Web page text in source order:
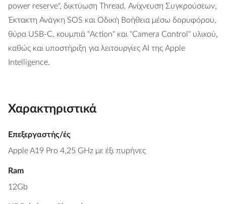
power reserve", δικτύωση Thread, Ανίχνευση Συγκρούσεων,
Έκτακτη Ανάγκη SOS και Οδική Βοήθεια μέσω δορυφόρου,
θύρα USB-C, κουμπιά "Action" και "Camera Control" υλικού,
καθώς και υποστήριξη για λειτουργίες AI της Apple
Intelligence.
Χαρακτηριστικά
Επεξεργαστής/ές
Apple A19 Pro 4,25 GHz με έξι πυρήνες
Ram
12Gb